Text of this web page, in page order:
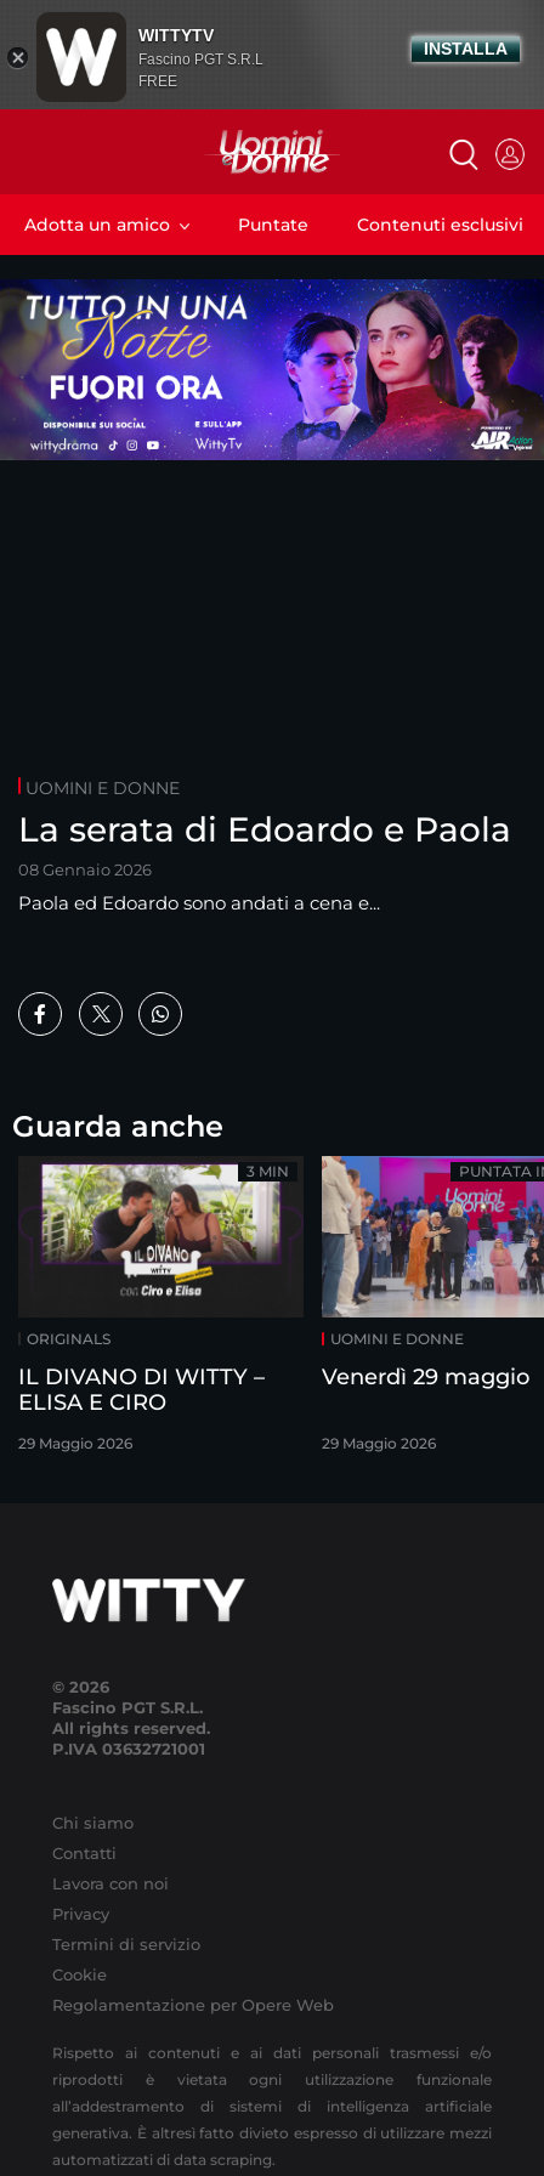
Adotta un amico Puntate Contenuti esclusivi
UOMINI E DONNE
La serata di Edoardo e Paola
08 Gennaio 2026
Paola ed Edoardo sono andati a cena e...
Guarda anche
ORIGINALS
IL DIVANO DI WITTY –
ELISA E CIRO
29 Maggio 2026
3 MIN
UOMINI E DONNE
Venerdì 29 maggio
29 Maggio 2026
PUNTATA
© 2026
Fascino PGT S.R.L.
All rights reserved.
P.IVA 03632721001
Chi siamo
Contatti
Lavora con noi
Privacy
Termini di servizio
Cookie
Regolamentazione per Opere Web
Rispetto ai contenuti e ai dati personali trasmessi e/o
riprodotti è vietata ogni utilizzazione funzionale
all’addestramento di sistemi di intelligenza artificiale
generativa. È altresì fatto divieto espresso di utilizzare mezzi
automatizzati di data scraping.
WITTYTV
Fascino PGT S.R.L
FREE
INSTALLA